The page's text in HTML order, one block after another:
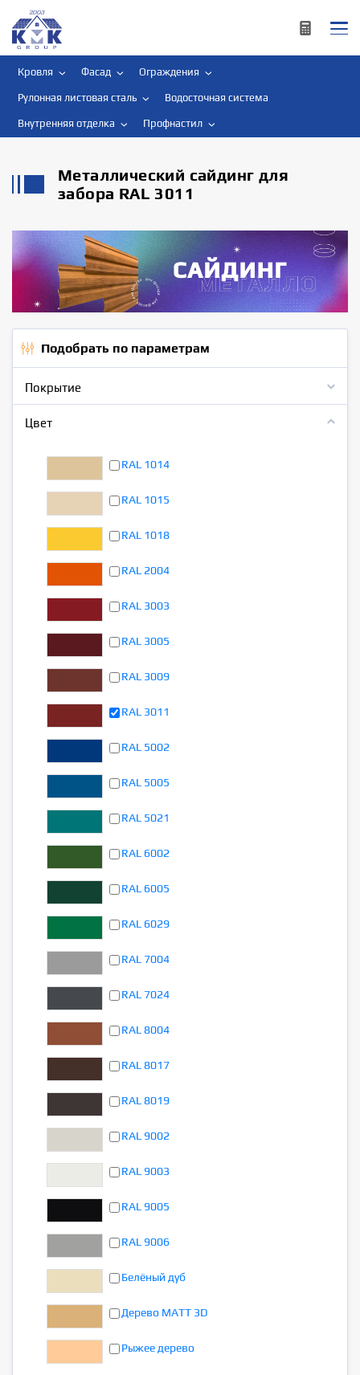
Кровля Фасад Ограждения
Рулонная листовая сталь Водосточная система
Внутренняя отделка Профнастил
Металлический сайдинг для
забора RAL 3011
Подобрать по параметрам
Покрытие
Цвет
RAL 1014
RAL 1015
RAL 1018
RAL 2004
RAL 3003
RAL 3005
RAL 3009
RAL 3011
RAL 5002
RAL 5005
RAL 5021
RAL 6002
RAL 6005
RAL 6029
RAL 7004
RAL 7024
RAL 8004
RAL 8017
RAL 8019
RAL 9002
RAL 9003
RAL 9005
RAL 9006
Белёный дуб
Дерево MATT 3D
Рыжее дерево